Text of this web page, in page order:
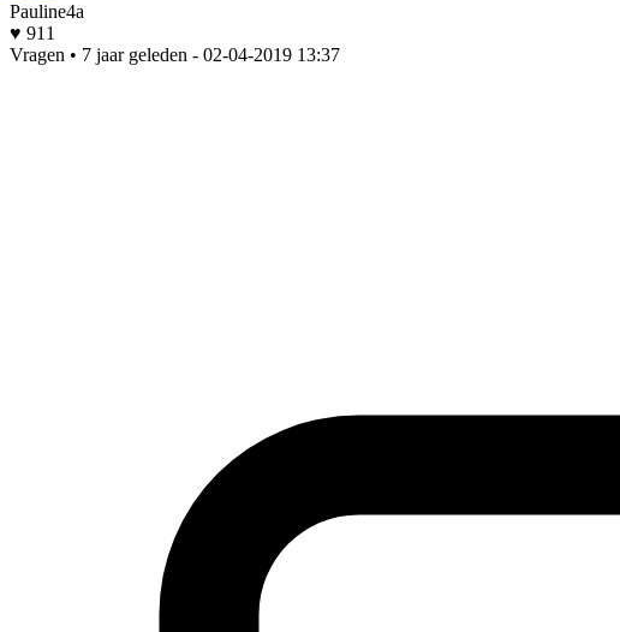
Pauline4a
♥ 911
Vragen • 7 jaar geleden - 02-04-2019 13:37